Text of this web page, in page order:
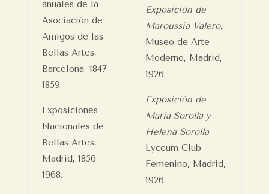
anuales de la
Asociación de
Amigos de las
Bellas Artes,
Barcelona, 1847-
1859.
Exposiciones
Nacionales de
Bellas Artes,
Madrid, 1856-
1968.
Exposición de
Maroussia Valero,
Museo de Arte
Moderno, Madrid,
1926.
Exposición de
María Sorolla y
Helena Sorolla,
Lyceum Club
Femenino, Madrid,
1926.